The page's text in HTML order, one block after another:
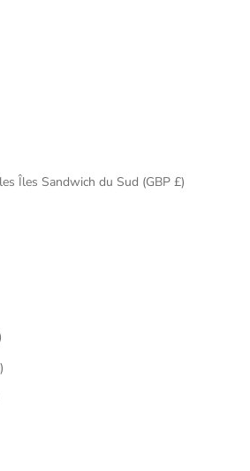
Îles Sandwich du Sud (GBP £)